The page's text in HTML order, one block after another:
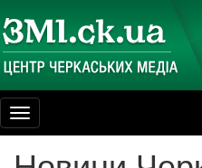
Toggle
navigation